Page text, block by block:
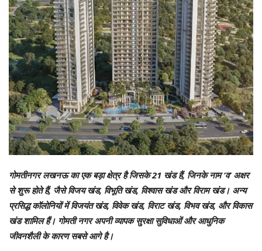
गोमतीनगर लखनऊ का एक बड़ा क्षेत्र है जिसके 21 खंड हैं, जिनके नाम ‘व’ अक्षर
से शुरू होते हैं, जैसे विजय खंड, विभूति खंड, विश्वास खंड और विराम खंड। अन्य
प्रसिद्ध कॉलोनियों में विजयंत खंड, विवेक खंड, विराट खंड, विभव खंड, और विकास
खंड शामिल हैं। गोमती नगर अपनी व्यापक सुरक्षा सुविधाओं और आधुनिक
जीवनशैली के कारण सबसे आगे है।